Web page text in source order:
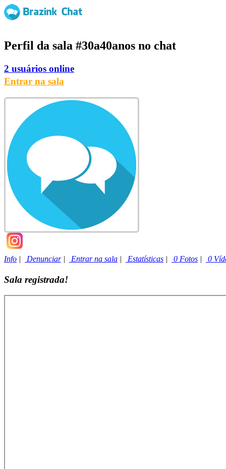
Perfil da sala #30a40anos no chat
2 usuários online
Entrar na sala
Info | Denunciar| Entrar na sala | Estatísticas | 0 Fotos | 0
Sala registrada!